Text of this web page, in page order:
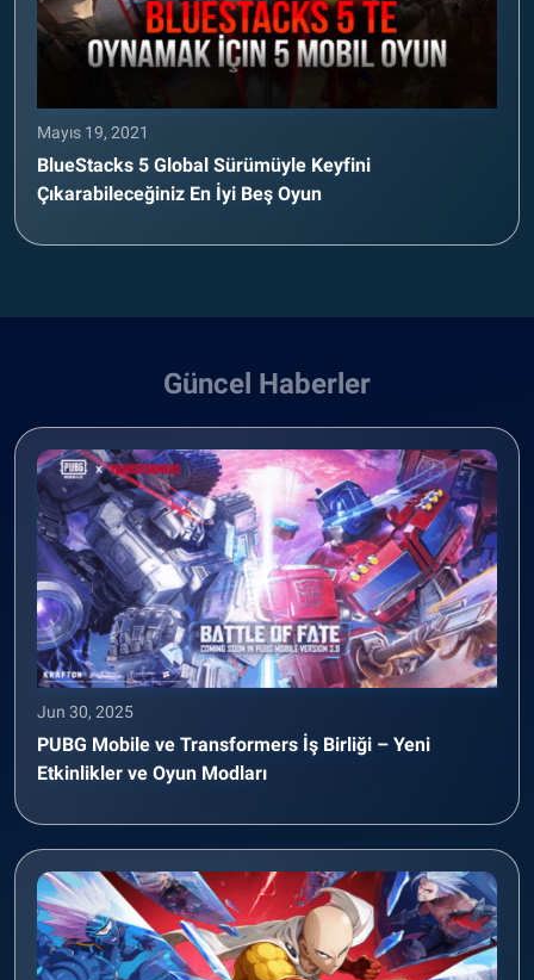
Mayıs 19, 2021
BlueStacks 5 Global Sürümüyle Keyfini
Çıkarabileceğiniz En İyi Beş Oyun
Güncel Haberler
Jun 30, 2025
PUBG Mobile ve Transformers İş Birliği – Yeni
Etkinlikler ve Oyun Modları